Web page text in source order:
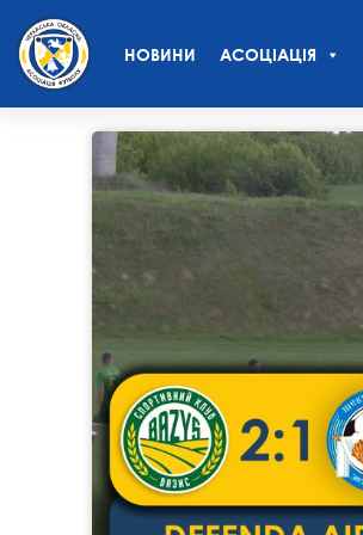
НОВИНИ АСОЦІАЦІЯ